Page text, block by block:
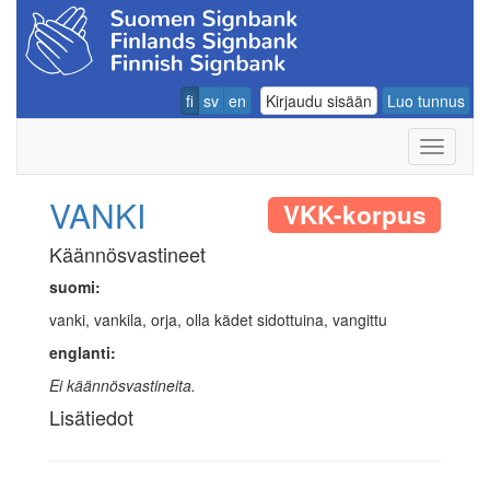
fi sv en Kirjaudu sisään Luo tunnus
VANKI VKK-korpus
Käännösvastineet
suomi:
vanki, vankila, orja, olla kädet sidottuina, vangittu
englanti:
Ei käännösvastineita.
Lisätiedot